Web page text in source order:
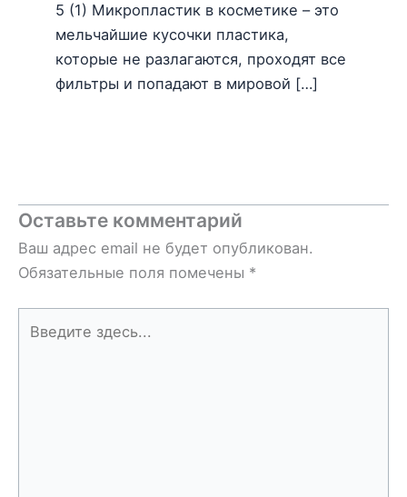
5 (1) Микропластик в косметике – это
мельчайшие кусочки пластика,
которые не разлагаются, проходят все
фильтры и попадают в мировой […]
Оставьте комментарий
Ваш адрес email не будет опубликован.
Обязательные поля помечены *
здесь...